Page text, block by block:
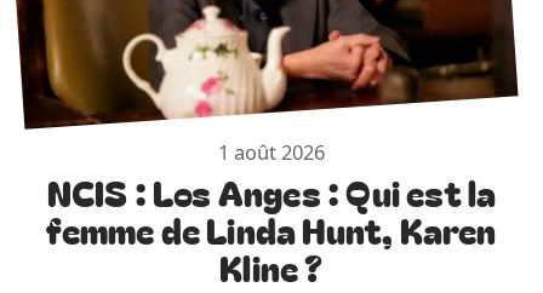
1 août 2026
NCIS : Los Anges : Qui est la
femme de Linda Hunt, Karen
Kline ?